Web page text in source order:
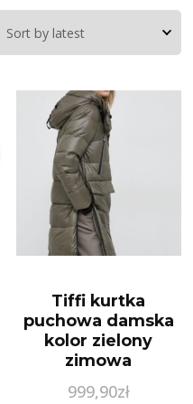
Tiffi kurtka
puchowa damska
kolor zielony
zimowa
999,90zł